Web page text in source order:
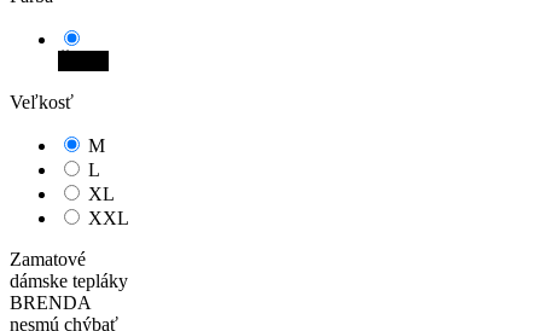
Veľkosť
M
L
XL
XXL
Zamatové
dámske tepláky
BRENDA
nesmú chýbať